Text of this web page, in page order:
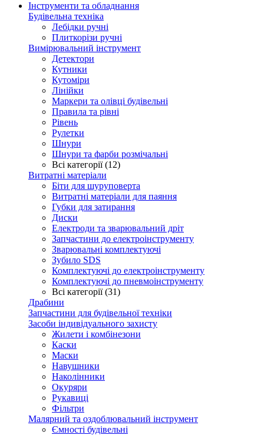
Інструменти та обладнання
Будівельна техніка
Лебідки ручні
Плиткорізи ручні
Вимірювальний інструмент
Детектори
Кутники
Кутоміри
Лінійки
Маркери та олівці будівельні
Правила та рівні
Рівень
Рулетки
Шнури
Шнури та фарби розмічальні
Всі категорії (12)
Витратні матеріали
Біти для шуруповерта
Витратні матеріали для паяння
Губки для затирання
Диски
Електроди та зварювальний дріт
Запчастини до електроінструменту
Зварювальні комплектуючі
Зубило SDS
Комплектуючі до електроінструменту
Комплектуючі до пневмоінструменту
Всі категорії (31)
Драбини
Запчастини для будівельної техніки
Засоби індивідуального захисту
Жилети і комбінезони
Каски
Маски
Навушники
Наколінники
Окуряри
Рукавиці
Фільтри
Малярний та оздоблювальний інструмент
Ємності будівельні